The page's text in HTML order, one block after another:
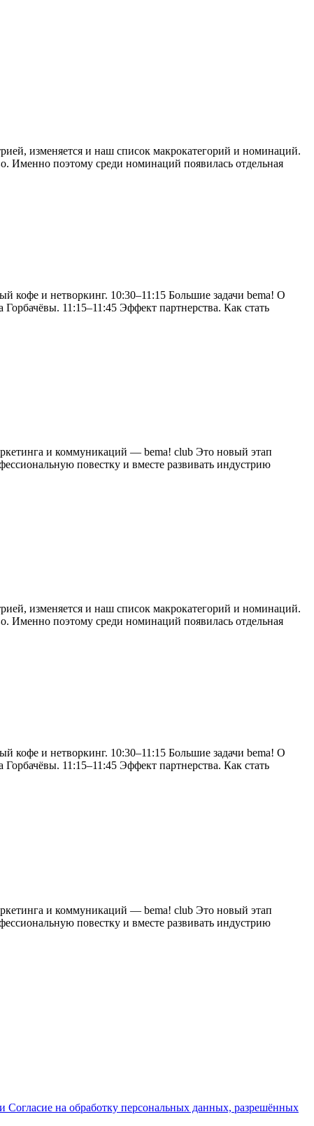
изменяется и наш список макрокатегорий и номинаций.
Именно поэтому среди номинаций появилась отдельная
кофе и нетворкинг. 10:30–11:15 Большие задачи bema! О
11:15–11:45 Эффект партнерства. Как стать
и коммуникаций — bema! club Это новый этап
повестку и вместе развивать индустрию
изменяется и наш список макрокатегорий и номинаций.
Именно поэтому среди номинаций появилась отдельная
кофе и нетворкинг. 10:30–11:15 Большие задачи bema! О
11:15–11:45 Эффект партнерства. Как стать
и коммуникаций — bema! club Это новый этап
повестку и вместе развивать индустрию
Согласие на обработку персональных данных, разрешённых